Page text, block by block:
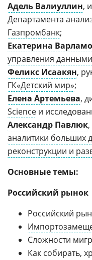
Адель Валиуллин,
Департамента
Газпромбанк;
Екатерина
управления данными
Феликс Исаакян,
ГК«Детский мир»;
Елена Артемьева,
Science и
Александр Павлюк
аналитики больших
реконструкции и
Основные темы:
Российский рынок
Российский
Сложности
Как собирать,